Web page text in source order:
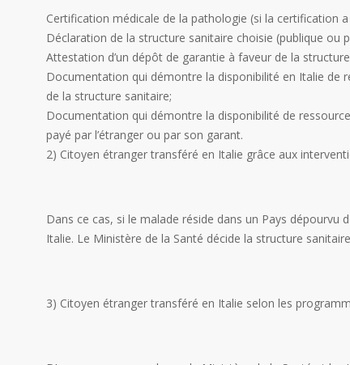
Certification médicale de la pathologie (si la certification
Déclaration de la structure sanitaire choisie (publique ou
Attestation d’un dépôt de garantie à faveur de la
Documentation qui démontre la disponibilité en Italie de
de la structure sanitaire;
Documentation qui démontre la disponibilité de
payé par l’étranger ou par son garant.
2) Citoyen étranger transféré en Italie grâce aux
Dans ce cas, si le malade réside dans un Pays
Italie. Le Ministère de la Santé décide la structure
3) Citoyen étranger transféré en Italie selon les